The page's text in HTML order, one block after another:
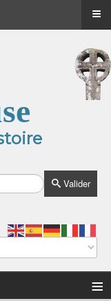
Valider
≡
≡
≡